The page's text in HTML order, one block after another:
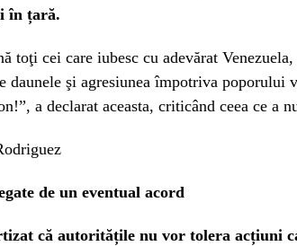
în țară.
toţi cei care iubesc cu adevărat
daunele şi agresiunea împotriva poporului
a declarat aceasta, criticând ceea ce a
de un eventual acord
că autoritățile nu vor tolera acțiuni